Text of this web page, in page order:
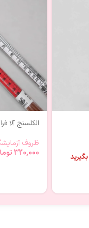
الکلسنج آلا
ظروف
320,000